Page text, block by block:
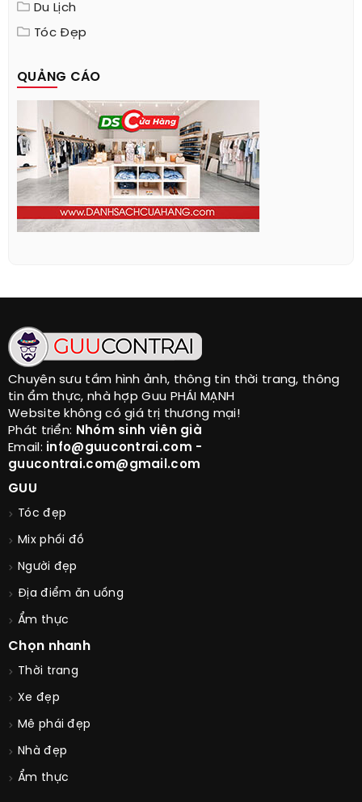
Du Lịch
Tóc Đẹp
QUẢNG CÁO
Chuyên sưu tầm hình ảnh, thông tin thời trang, thông
tin ẩm thực, nhà hợp Guu PHÁI MẠNH
Website không có giá trị thương mại!
Phát triển: Nhóm sinh viên già
Email: info@guucontrai.com -
guucontrai.com@gmail.com
GUU
Tóc đẹp
Mix phối đồ
Người đẹp
Địa điểm ăn uống
Ẩm thực
Chọn nhanh
Thời trang
Xe đẹp
Mê phái đẹp
Nhà đẹp
Ẩm thực